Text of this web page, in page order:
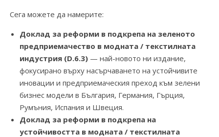
Сега можете да намерите:
Доклад за реформи в подкрепа на зеленото
предприемачество в модната / текстилната
индустрия (D.6.3) — най-новото ни издание,
фокусирано върху насърчаването на устойчивите
иновации и предприемаческия преход към зелени
бизнес модели в България, Германия, Гърция,
Румъния, Испания и Швеция.
Доклад за реформи в подкрепа на
устойчивостта в модната / текстилната